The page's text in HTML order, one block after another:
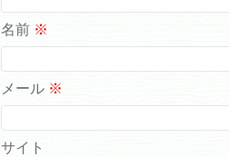
名前 ※
メール ※
サイト